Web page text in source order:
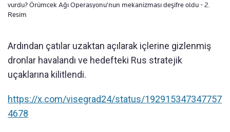
vurdu? Örümcek Ağı Operasyonu'nun mekanizması deşifre oldu - 2.
Resim
Ardından çatılar uzaktan açılarak içlerine gizlenmiş
dronlar havalandı ve hedefteki Rus stratejik
uçaklarına kilitlendi.
https://x.com/visegrad24/status/192915347347757
4678